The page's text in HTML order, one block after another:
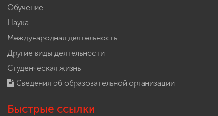
Обучение
Наука
Международная деятельность
Другие виды деятельности
Студенческая жизнь
Сведения об образовательной организации
Быстрые ссылки